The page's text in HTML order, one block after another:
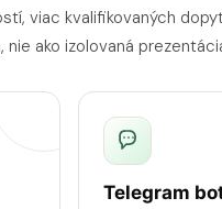
viac kvalifikovaných
ako izolovaná
Telegram